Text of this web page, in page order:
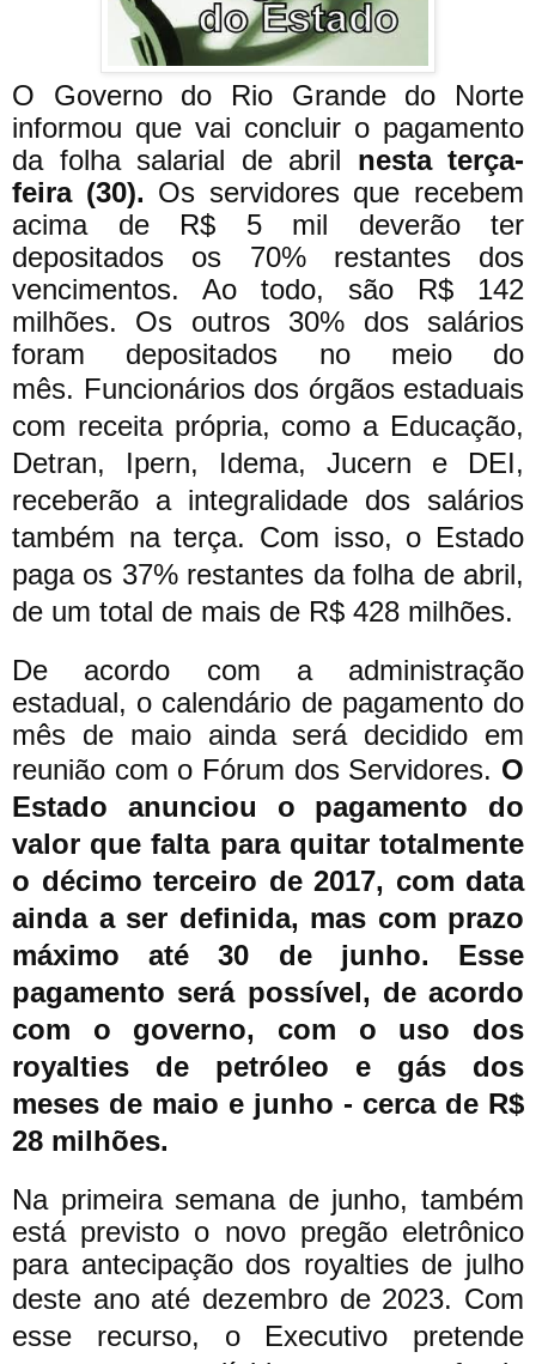
O Governo do Rio Grande do Norte
informou que vai concluir o pagamento
da folha salarial de abril nesta terça-
feira (30). Os servidores que recebem
acima de R$ 5 mil deverão ter
depositados os 70% restantes dos
vencimentos. Ao todo, são R$ 142
milhões. Os outros 30% dos salários
foram depositados no meio do
mês. Funcionários dos órgãos estaduais
com receita própria, como a Educação,
Detran, Ipern, Idema, Jucern e DEI,
receberão a integralidade dos salários
também na terça. Com isso, o Estado
paga os 37% restantes da folha de abril,
de um total de mais de R$ 428 milhões.
De acordo com a administração
estadual, o calendário de pagamento do
mês de maio ainda será decidido em
reunião com o Fórum dos Servidores. O
Estado anunciou o pagamento do
valor que falta para quitar totalmente
o décimo terceiro de 2017, com data
ainda a ser definida, mas com prazo
máximo até 30 de junho. Esse
pagamento será possível, de acordo
com o governo, com o uso dos
royalties de petróleo e gás dos
meses de maio e junho - cerca de R$
28 milhões.
Na primeira semana de junho, também
está previsto o novo pregão eletrônico
para antecipação dos royalties de julho
deste ano até dezembro de 2023. Com
esse recurso, o Executivo pretende